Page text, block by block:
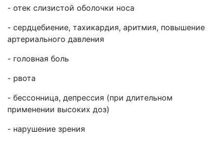
- отек слизистой оболочки носа
- сердцебиение, тахикардия, аритмия, повышение
артериального давления
- головная боль
- рвота
- бессонница, депрессия (при длительном
применении высоких доз)
- нарушение зрения